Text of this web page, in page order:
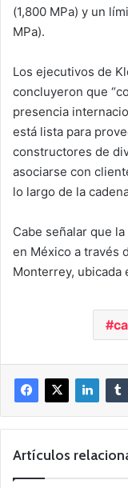
(1,800 MPa) y un
MPa).
Los ejecutivos de
concluyeron que
presencia
está lista para
constructores de
asociarse con
lo largo de la
Cabe señalar que
en México a través
Monterrey, ubicada
Artículos